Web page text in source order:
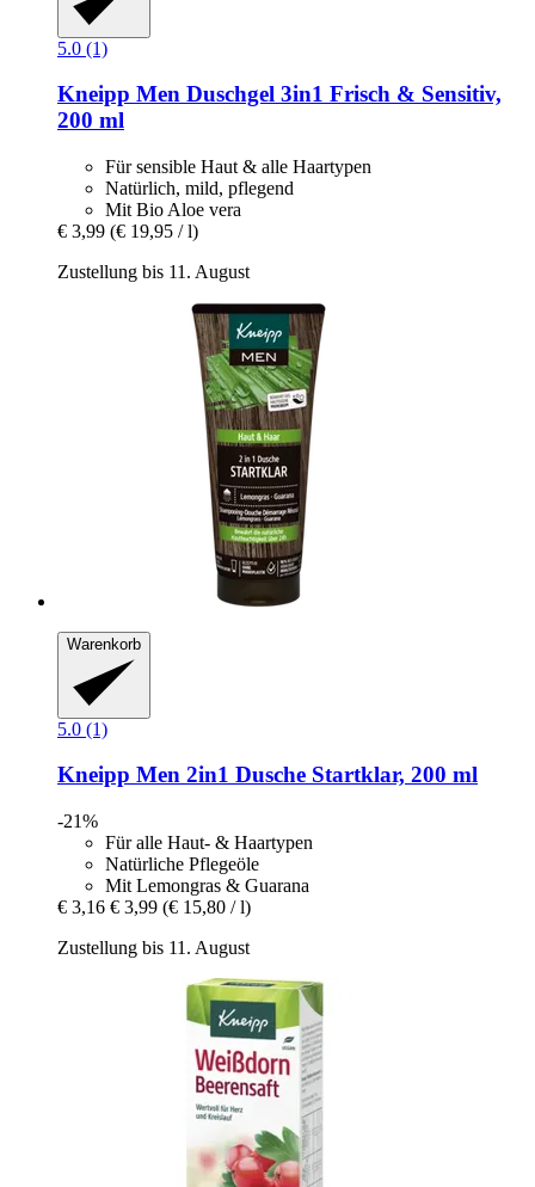
5.0 (1)
Kneipp Men Duschgel 3in1 Frisch & Sensitiv,
200 ml
Für sensible Haut & alle Haartypen
Natürlich, mild, pflegend
Mit Bio Aloe vera
€ 3,99 (€ 19,95 / l)
Zustellung bis 11. August
Warenkorb
5.0 (1)
Kneipp Men 2in1 Dusche Startklar, 200 ml
-21%
Für alle Haut- & Haartypen
Natürliche Pflegeöle
Mit Lemongras & Guarana
€ 3,16 € 3,99 (€ 15,80 / l)
Zustellung bis 11. August